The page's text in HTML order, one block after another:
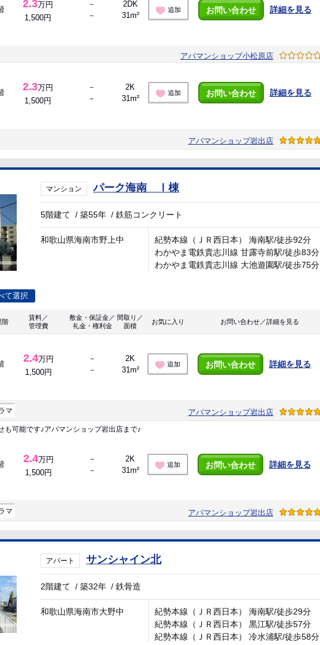
2.3万円
1,500円
－
－
2DK
31m²
追加 お問い合わせ 詳細を見る
アパマンショップ小松原店
2.3万円
1,500円
－
－
2K
31m²
追加 お問い合わせ 詳細を見る
アパマンショップ岩出店
マンション パーク海南 Ⅰ棟
5階建て /築55年 /鉄筋コンクリート
和歌山県海南市野上中
紀勢本線（ＪＲ西日本） 海南駅/徒歩92分
わかやま電鉄貴志川線 甘露寺前駅/徒歩83分
わかやま電鉄貴志川線 大池遊園駅/徒歩75分
て選択
階
賃料／
管理費
敷金・保証金／
礼金・権利金
間取り／
面積
お気に入り お問い合わせ／詳細を見る
2.4万円
1,500円
－
－
2K
31m²
追加 お問い合わせ 詳細を見る
マ アパマンショップ岩出店
も可能です♪アパマンショップ岩出店まで♪
2.4万円
1,500円
－
－
2K
31m²
追加 お問い合わせ 詳細を見る
マ アパマンショップ岩出店
アパート サンシャイン北
2階建て /築32年 /鉄骨造
和歌山県海南市大野中
紀勢本線（ＪＲ西日本） 海南駅/徒歩29分
紀勢本線（ＪＲ西日本） 黒江駅/徒歩57分
紀勢本線（ＪＲ西日本） 冷水浦駅/徒歩58分